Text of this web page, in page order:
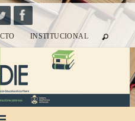
INSTITUCIONAL